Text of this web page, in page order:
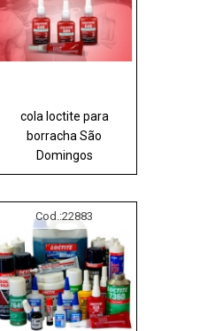
cola loctite para
borracha São
Domingos
Cod.:22883